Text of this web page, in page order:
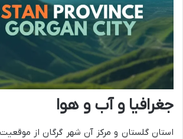
جغرافیا و آب و هوا
استان گلستان و مرکز آن شهر گرگان از